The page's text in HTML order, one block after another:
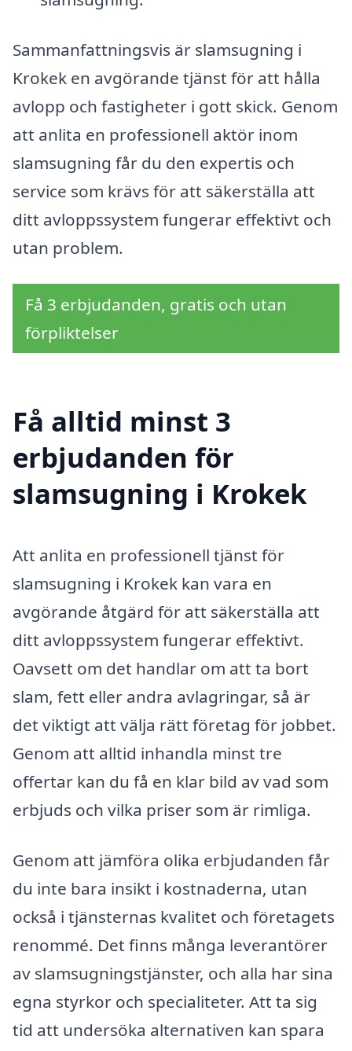
Sammanfattningsvis är slamsugning i
Krokek en avgörande tjänst för att hålla
avlopp och fastigheter i gott skick. Genom
att anlita en professionell aktör inom
slamsugning får du den expertis och
service som krävs för att säkerställa att
ditt avloppssystem fungerar effektivt och
utan problem.
Få 3 erbjudanden, gratis och utan
förpliktelser
Få alltid minst 3
erbjudanden för
slamsugning i Krokek
Att anlita en professionell tjänst för
slamsugning i Krokek kan vara en
avgörande åtgärd för att säkerställa att
ditt avloppssystem fungerar effektivt.
Oavsett om det handlar om att ta bort
slam, fett eller andra avlagringar, så är
det viktigt att välja rätt företag för jobbet.
Genom att alltid inhandla minst tre
offertar kan du få en klar bild av vad som
erbjuds och vilka priser som är rimliga.
Genom att jämföra olika erbjudanden får
du inte bara insikt i kostnaderna, utan
också i tjänsternas kvalitet och företagets
renommé. Det finns många leverantörer
av slamsugningstjänster, och alla har sina
egna styrkor och specialiteter. Att ta sig
tid att undersöka alternativen kan spara